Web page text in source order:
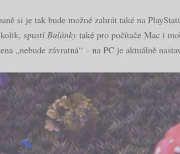
si je tak bude možné zahrát také na
spustí Bulánky také pro počítače Mac i
„nebude závratná“ – na PC je aktuálně